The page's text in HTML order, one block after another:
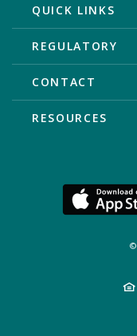
QUICK LINKS
REGULATORY
CONTACT
RESOURCES
©